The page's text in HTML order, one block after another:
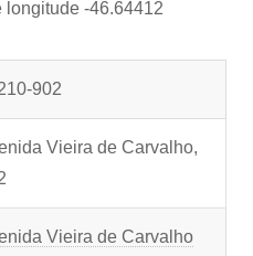
longitude -46.64412
902
Vieira de Carvalho,
Vieira de Carvalho